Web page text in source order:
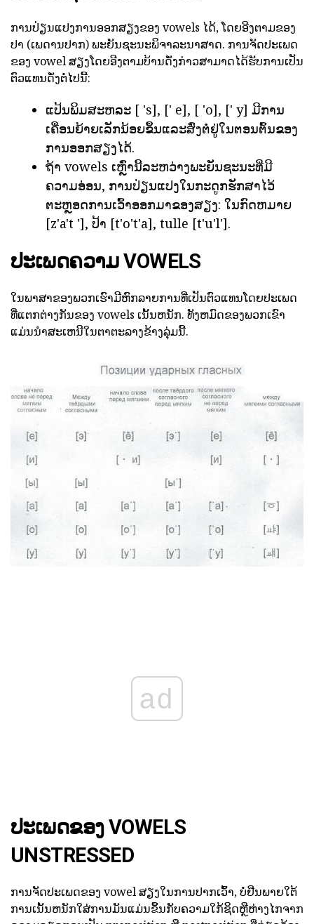
ການປ່ຽນແປງການອອກສຽງຂອງ vowels ໄດ້, ໂດຍອີງຕາມຂອງ
ປາ (ເພດານປາກ) ພະຍັນຊະນະພິຈາລະນາສາດ. ການຈັດປະເພດ
ຂອງ vowel ສຽງໂດຍອີງຕາມບ້ານດັ່ງກ່າວສາມາດໄດ້ຮັບການເປັນ
ຕົວແທນດັ່ງຕໍ່ໄປນີ້:
ແປ້ນພິມສະຫລະ [ 's], [' e], [ 'o], [' y] ມີການ
ເຄື່ອນຍ້າຍເລັກນ້ອຍຂຶ້ນແລະສົ່ງຕໍ່ຢູ່ໃນຕອນຕົ້ນຂອງ
ການອອກສຽງໄດ້.
ຖ້າ vowels ເຫຼົ່ານີ້ລະຫວ່າງພະຍັນຊະນະທີ່ມີ
ຄວາມອ່ອນ, ການປ່ຽນແປງໃນກະດູກຮັກສາໄວ້
ຕະຫຼອດການເວົ້າອອກມາຂອງສຽງ: ໃນກົດຫມາຍ
[z'a't '], ປ້າ [t'o't'a], tulle [t'u'l'].
ປະເພດຄວາມ VOWELS
ໃນພາສາຂອງພວກເຮົາມີຫົກລາຍການທີ່ເປັນຕົວແທນໂດຍປະເພດ
ທີ່ແຕກຕ່າງກັນຂອງ vowels ເນັ້ນຫນັກ. ທັງຫມົດຂອງພວກເຂົາ
ແມ່ນນໍາສະເຫນີໃນຕາຕະລາງຂ້າງລຸ່ມນີ້.
ad
ປະເພດຂອງ VOWELS
UNSTRESSED
ການຈັດປະເພດຂອງ vowel ສຽງໃນການປາກເວົ້າ, ບໍ່ຢືນພາຍໃຕ້
ການເນັ້ນຫນັກໃສ່ການມັນແມ່ນຂຶ້ນກັບຄວາມໃກ້ຊິດຫຼືຫ່າງໄກຈາກ